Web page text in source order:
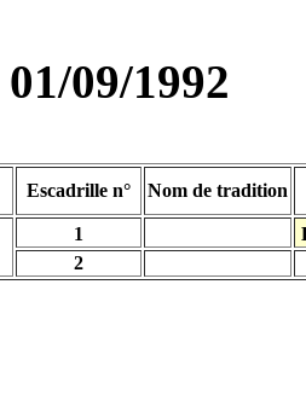
01/09/1992
Escadrille n° Nom de tradition
1
2